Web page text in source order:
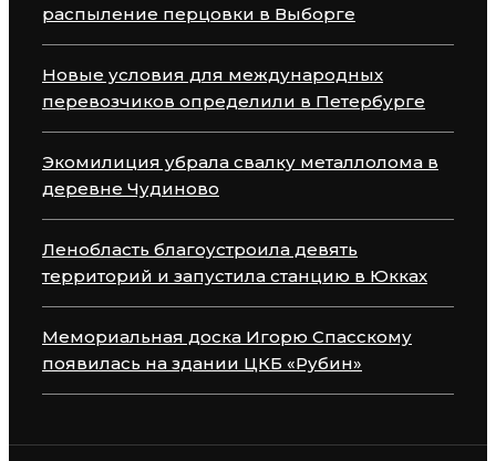
распыление перцовки в Выборге
Новые условия для международных
перевозчиков определили в Петербурге
Экомилиция убрала свалку металлолома в
деревне Чудиново
Ленобласть благоустроила девять
территорий и запустила станцию в Юкках
Мемориальная доска Игорю Спасскому
появилась на здании ЦКБ «Рубин»